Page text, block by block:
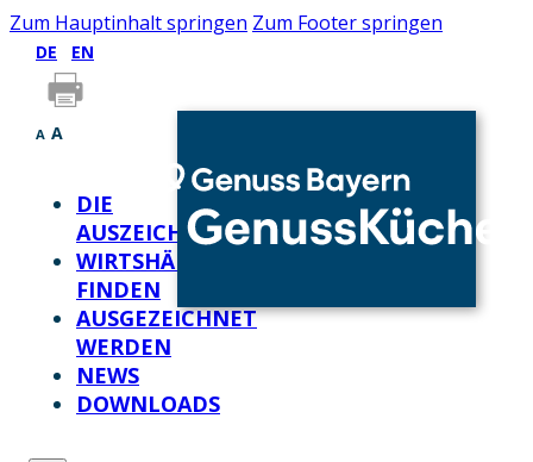
Zum Hauptinhalt springen Zum Footer springen
DE EN
A A
DIE
AUSZEICHNUNG
WIRTSHÄUSER
FINDEN
AUSGEZEICHNET
WERDEN
NEWS
DOWNLOADS